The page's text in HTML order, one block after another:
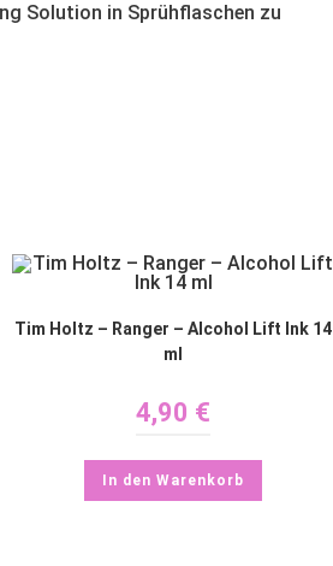
Solution in Sprühflaschen zu
Tim Holtz – Ranger – Alcohol Lift Ink 14
ml
4,90 €
In den Warenkorb